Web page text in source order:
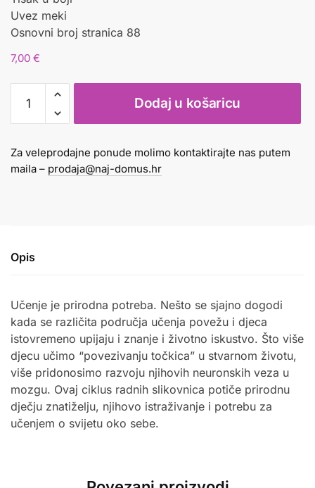
Uvez meki
Osnovni broj stranica 88
7,00 €
BISTRIĆI
3
Dodaj u košaricu
Za veleprodajne ponude molimo kontaktirajte nas putem
maila – prodaja@naj-domus.hr
Opis
Učenje je prirodna potreba. Nešto se sjajno dogodi
kada se različita područja učenja povežu i djeca
istovremeno upijaju i znanje i životno iskustvo. Što više
djecu učimo “povezivanju točkica” u stvarnom životu,
više pridonosimo razvoju njihovih neuronskih veza u
mozgu. Ovaj ciklus radnih slikovnica potiče prirodnu
dječju znatiželju, njihovo istraživanje i potrebu za
učenjem o svijetu oko sebe.